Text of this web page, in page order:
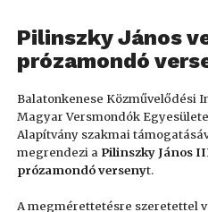
Pilinszky János
prózamondó
Balatonkenese Közművelődési
Magyar Versmondók
Alapítvány szakmai
megrendezi a Pilinszky János
prózamondó versenyt.
A megmérettetésre szeretettel